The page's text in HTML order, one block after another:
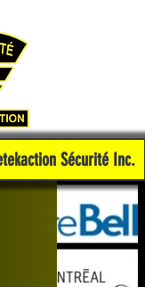
Sécurité Inc.